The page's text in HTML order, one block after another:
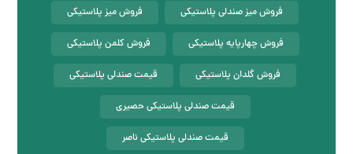
فروش میز صندلی پلاستیکی فروش میز پلاستیکی
فروش چهارپایه پلاستیکی فروش کلمن پلاستیکی
فروش گلدان پلاستیکی قیمت صندلی پلاستیکی
قیمت صندلی پلاستیکی حصیری
قیمت صندلی پلاستیکی ناصر